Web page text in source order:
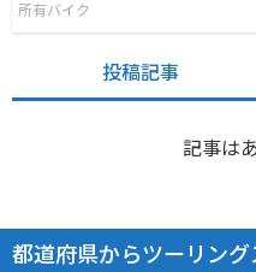
所有バイク
投稿記事
記事は
都道府県からツーリン